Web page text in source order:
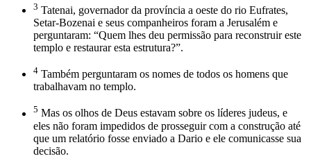
3 Tatenai, governador da província a oeste do rio Eufrates,
Setar-Bozenai e seus companheiros foram a Jerusalém e
perguntaram: “Quem lhes deu permissão para reconstruir este
templo e restaurar esta estrutura?”.
4 Também perguntaram os nomes de todos os homens que
trabalhavam no templo.
5 Mas os olhos de Deus estavam sobre os líderes judeus, e
eles não foram impedidos de prosseguir com a construção até
que um relatório fosse enviado a Dario e ele comunicasse sua
decisão.